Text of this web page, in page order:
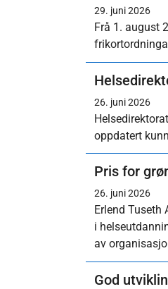
29. juni 2026
Frå 1. august
frikortordninga
26. juni 2026
oppdatert
Pris for
26. juni 2026
Erlend Tuseth
i
av
God